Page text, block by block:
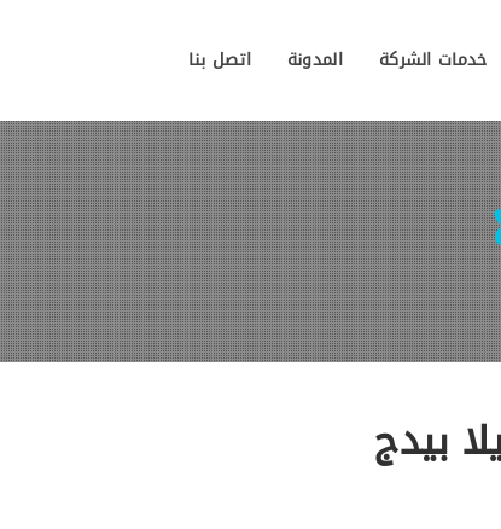
خدمات الشركة المدونة اتصل بنا
بيدج